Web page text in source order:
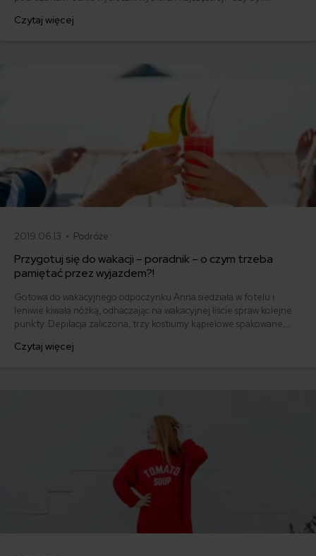
Czytaj więcej
2019.06.13 • Podróże
Przygotuj się do wakacji – poradnik – o czym trzeba
pamiętać przez wyjazdem?!
Gotowa do wakacyjnego odpoczynku Anna siedziała w fotelu i
leniwie kiwała nóżką, odhaczając na wakacyjnej liście spraw kolejne
punkty. Depilacja zaliczona, trzy kostiumy kąpielowe spakowane,
lekarstwa w plastikowej torebce, walizki przygotowane, dokumenty
Czytaj więcej